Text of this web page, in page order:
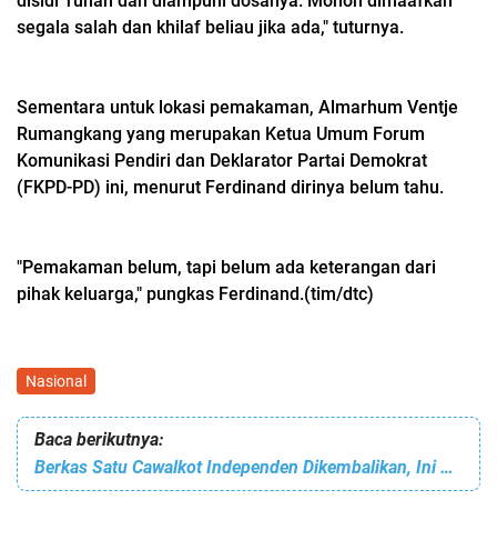
segala salah dan khilaf beliau jika ada," tuturnya.
Sementara untuk lokasi pemakaman, Almarhum Ventje
Rumangkang yang merupakan Ketua Umum Forum
Komunikasi Pendiri dan Deklarator Partai Demokrat
(FKPD-PD) ini, menurut Ferdinand dirinya belum tahu.
"Pemakaman belum, tapi belum ada keterangan dari
pihak keluarga," pungkas Ferdinand.(tim/dtc)
Nasional
Baca berikutnya:
Berkas Satu Cawalkot Independen Dikembalikan, Ini Penjelasan Ketua KPU Bitung